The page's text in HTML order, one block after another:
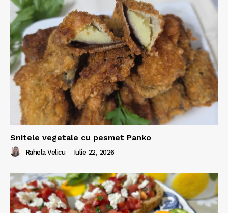
Snitele vegetale cu pesmet Panko
Rahela Velicu - Iulie 22, 2026